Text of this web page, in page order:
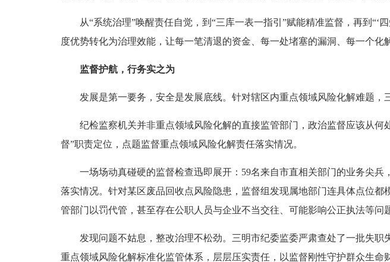
从“系统治理”唤醒责任自觉，到“三库一表一指引”赋能精准监督，再到“‘
度优势转化为治理效能，让每一笔清退的资金、每一处堵塞的漏洞、每一个化
监督护航，行务实之为
发展是第一要务，安全是发展底线。针对辖区内重点领域风险化解难题，
纪检监察机关并非重点领域风险化解的直接监管部门，政治监督应该从何
督”职责定位，点题监督重点领域风险化解责任落实情况。
一场场动真碰硬的监督检查迅即展开：59名来自市直相关部门的业务尖兵
落实情况。针对某区废品回收点风险隐患，监督组发现属地部门连具体点位
管部门以罚代管，甚至存在公职人员与企业不当交往、可能影响公正执法等问
发现问题不姑息，整改治理不松劲。三明市纪委监委严肃查处了一批失职
重点领域风险化解标准化监管体系，层层压实责任，以监督刚性守护群众生命